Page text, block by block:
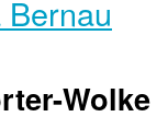
Bernau
Wolke